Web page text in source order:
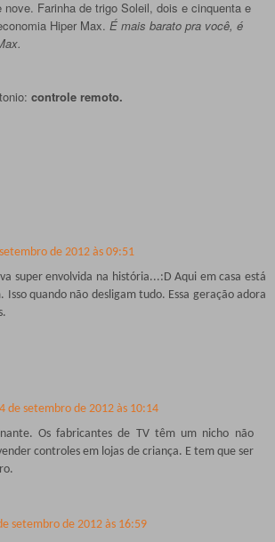
Farinha de trigo Soleil, dois e cinquenta e
Hiper Max. É mais barato pra você, é
controle remoto.
de 2012 às 09:51
super envolvida na história...:D Aqui em casa está
Isso quando não desligam tudo. Essa geração adora
4 de setembro de 2012 às 10:14
Os fabricantes de TV têm um nicho não
controles em lojas de criança. E tem que ser
setembro de 2012 às 16:59